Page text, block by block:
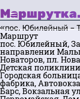
«пос. Юбилейный –
Маршрут
пос. Юбилейный,
направлении
Новаторов, пл.
Детская
Городская
фабрика,
Барс, Вокзальная